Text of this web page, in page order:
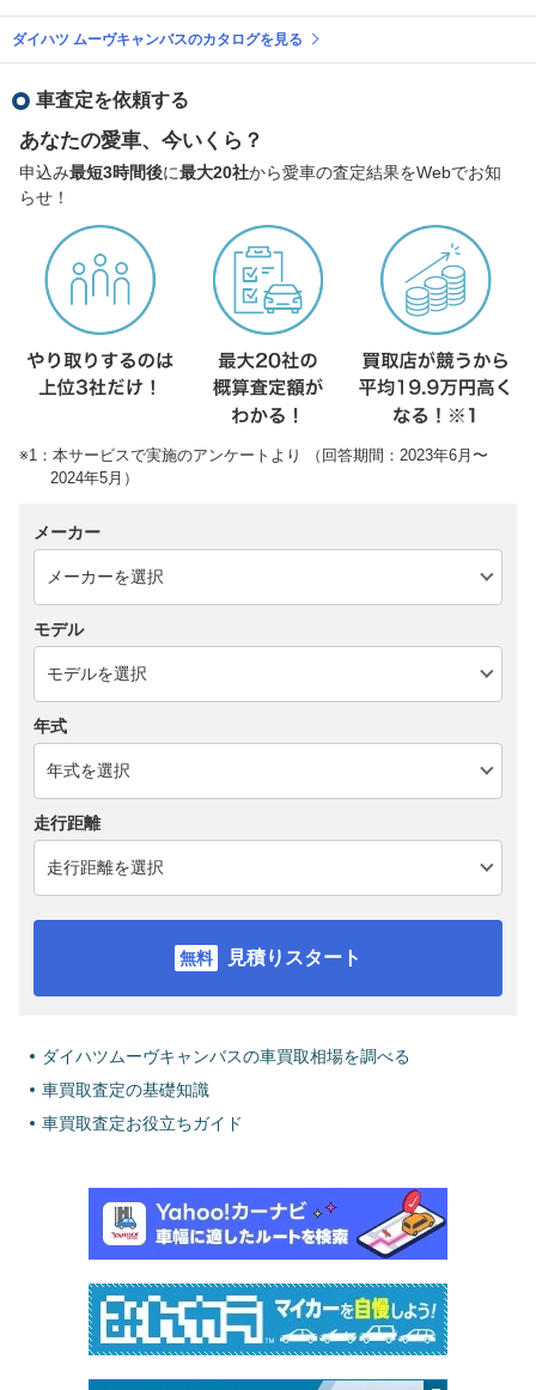
ダイハツ ムーヴキャンバスのカタログを見る
車査定を依頼する
あなたの愛車、今いくら？
申込み最短3時間後に最大20社から愛車の査定結果をWebでお知
らせ！
※1：本サービスで実施のアンケートより （回答期間：2023年6月〜
2024年5月）
メーカー
モデル
年式
走行距離
見積りスタート
ダイハツムーヴキャンバスの車買取相場を調べる
車買取査定の基礎知識
車買取査定お役立ちガイド